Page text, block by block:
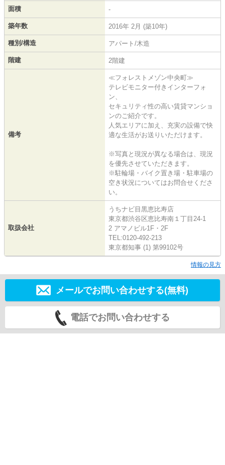
面積 -
築年数 2016年 2月 (築10年)
種別/構造 アパート/木造
階建 2階建
備考
≪フォレストメゾン中央町≫
テレビモニター付きインターフォ
ン、
セキュリティ性の高い賃貸マンショ
ンのご紹介です。
人気エリアに加え、充実の設備で快
適な生活がお送りいただけます。
※写真と現況が異なる場合は、現況
を優先させていただきます。
※駐輪場・バイク置き場・駐車場の
空き状況についてはお問合せくださ
い。
取扱会社
うちナビ目黒恵比寿店
東京都渋谷区恵比寿南１丁目24-1
2 アマノビル1F・2F
TEL:0120-492-213
東京都知事 (1) 第99102号
情報の見方
メールでお問い合わせする(無料)
電話でお問い合わせする